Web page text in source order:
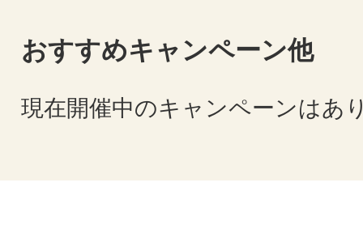
おすすめキャンペーン他
現在開催中のキャンペーンはあ